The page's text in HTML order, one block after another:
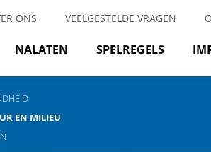
ONS VEELGESTELDE VRAGEN
NALATEN SPELREGELS
EN MILIEU